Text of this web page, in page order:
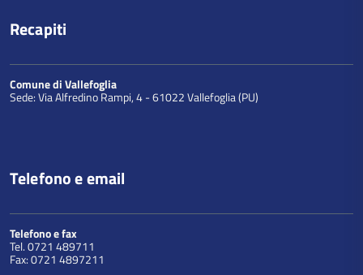
Recapiti
Comune di Vallefoglia
Sede: Via Alfredino Rampi, 4 - 61022 Vallefoglia (PU)
Telefono e email
Telefono e fax
Tel. 0721 489711
Fax: 0721 4897211